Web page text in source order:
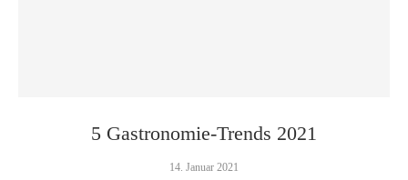
5 Gastronomie-Trends 2021
14. Januar 2021